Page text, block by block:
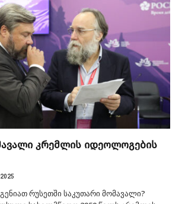
კრემლის იდეოლოგების
რუსეთში საკუთარი მომავალი?